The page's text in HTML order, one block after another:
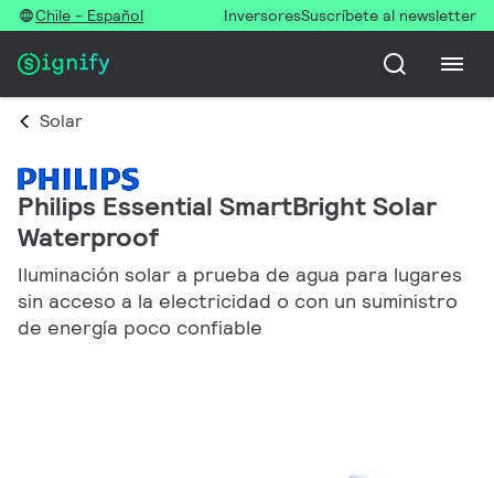
Chile - Español InversoresSuscríbete al newsletter
Solar
Philips Essential SmartBright Solar
Waterproof
Iluminación solar a prueba de agua para lugares
sin acceso a la electricidad o con un suministro
de energía poco confiable